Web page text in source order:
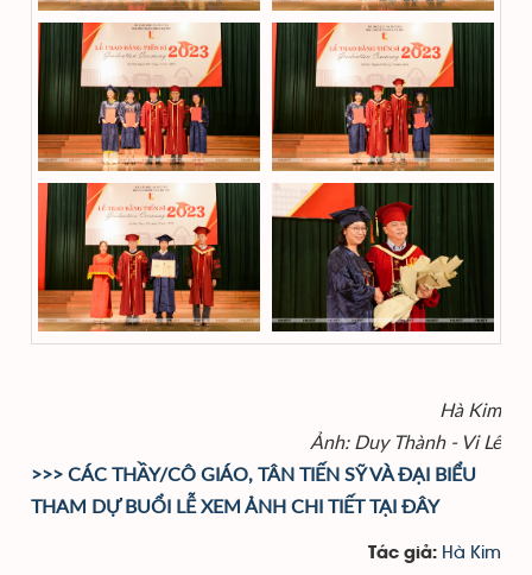
Hà Kim
Ảnh: Duy Thành - Vi Lê
>>> CÁC THẦY/CÔ GIÁO, TÂN TIẾN SỸ VÀ ĐẠI BIỂU
THAM DỰ BUỔI LỄ XEM ẢNH CHI TIẾT TẠI ĐÂY
Tác giả: Hà Kim